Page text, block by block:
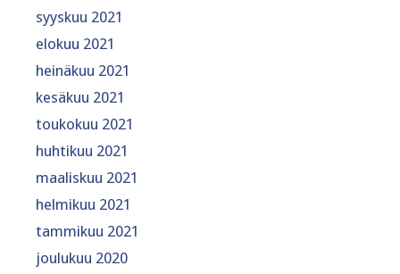
syyskuu 2021
elokuu 2021
heinäkuu 2021
kesäkuu 2021
toukokuu 2021
huhtikuu 2021
maaliskuu 2021
helmikuu 2021
tammikuu 2021
joulukuu 2020